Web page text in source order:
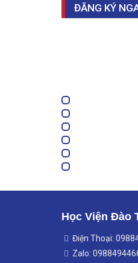
ĐĂNG KÝ
Học Viện Đào
Điện Thoại:
Zalo: